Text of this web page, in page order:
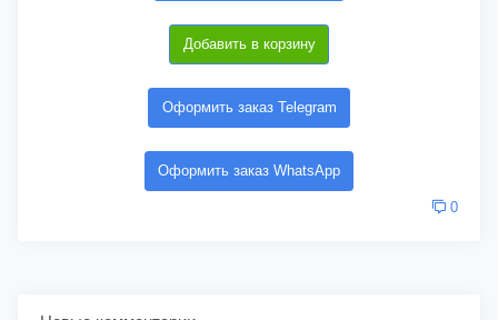
Добавить в корзину
Оформить заказ Telegram
Оформить заказ WhatsApp
0